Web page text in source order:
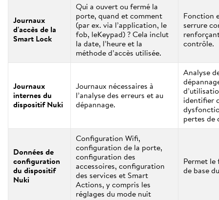
Journaux
d'accès de la
Smart Lock
Qui a ouvert ou fermé la
porte, quand et comment
(par ex. via l’application, le
fob, leKeypad) ? Cela inclut
la date, l’heure et la
méthode d’accès utilisée.
Fonction
serrure
contrôle.
Journaux
internes du
dispositif Nuki
Journaux nécessaires à
l’analyse des erreurs et au
dépannage.
Analyse
identifier
pertes de
Données de
configuration
du dispositif
Nuki
Configuration Wifi,
configuration de la porte,
configuration des
accessoires, configuration
des services et Smart
Actions, y compris les
réglages du mode nuit
Permet
de base